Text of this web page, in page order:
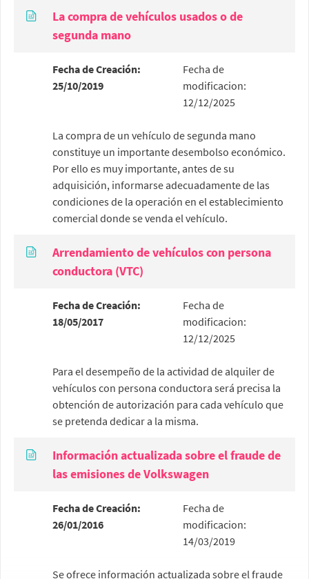
La compra de vehículos usados o de
segunda mano
Fecha de Creación:
25/10/2019
Fecha de
modificacion:
12/12/2025
La compra de un vehículo de segunda mano
constituye un importante desembolso económico.
Por ello es muy importante, antes de su
adquisición, informarse adecuadamente de las
condiciones de la operación en el establecimiento
comercial donde se venda el vehículo.
Arrendamiento de vehículos con persona
conductora (VTC)
Fecha de Creación:
18/05/2017
Fecha de
modificacion:
12/12/2025
Para el desempeño de la actividad de alquiler de
vehículos con persona conductora será precisa la
obtención de autorización para cada vehículo que
se pretenda dedicar a la misma.
Información actualizada sobre el fraude de
las emisiones de Volkswagen
Fecha de Creación:
26/01/2016
Fecha de
modificacion:
14/03/2019
Se ofrece información actualizada sobre el fraude